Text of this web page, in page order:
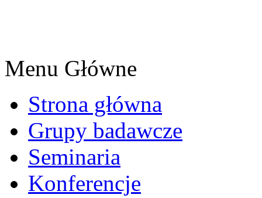
Menu Główne
Strona główna
Grupy badawcze
Seminaria
Konferencje